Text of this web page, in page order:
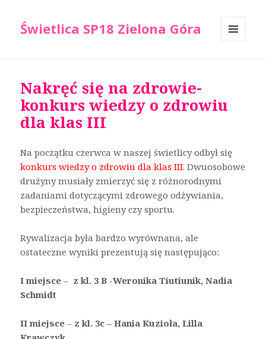
Świetlica SP18 Zielona Góra
Nakręć się na zdrowie-
konkurs wiedzy o zdrowiu
dla klas III
Na początku czerwca w naszej świetlicy odbył się
konkurs wiedzy o zdrowiu dla klas III. Dwuosobowe
drużyny musiały zmierzyć się z różnorodnymi
zadaniami dotyczącymi zdrowego odżywiania,
bezpieczeństwa, higieny czy sportu.
Rywalizacja była bardzo wyrównana, ale
ostateczne wyniki prezentują się następująco:
I miejsce – z kl. 3 B -Weronika Tiutiunik, Nadia
Schmidt
II miejsce – z kl. 3c – Hania Kuzioła, Lilla